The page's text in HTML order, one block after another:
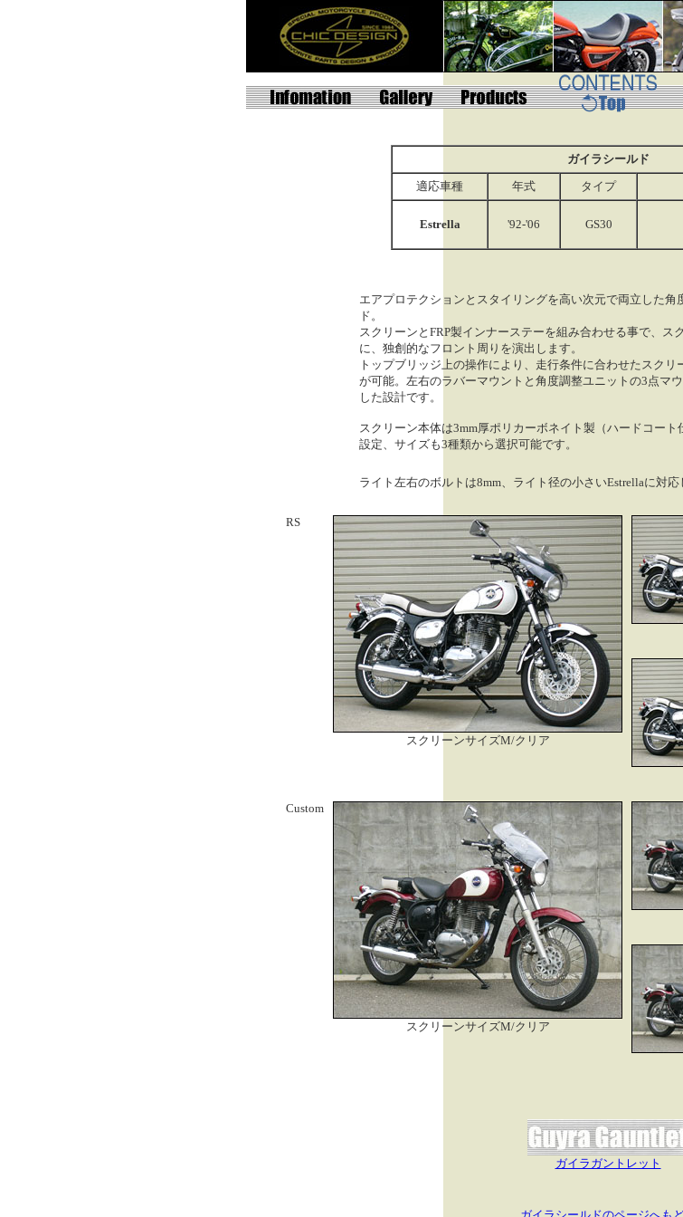
ガイラシールド
適応車種
年式 タイプ
Estrella '92-'06 GS30
エアプロテクションとスタイリングを高い次元で両立した角
ド。
スクリーンとFRP製インナーステーを組み合わせる事で、ス
に、独創的なフロント周りを演出します。
トップブリッジ上の操作により、走行条件に合わせたスクリ
が可能。左右のラバーマウントと角度調整ユニットの3点マ
した設計です。
スクリーン本体は3mm厚ポリカーボネイト製（ハードコー
設定、サイズも3種類から選択可能です。
ライト左右のボルトは8mm、ライト径の小さいEstrellaに対応
RS
スクリーンサイズM/クリア
Custom
スクリーンサイズM/クリア
ガイラガントレット